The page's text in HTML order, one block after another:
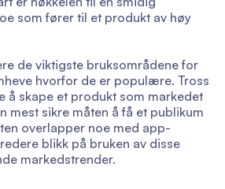
som fører til et produkt av høy
de viktigste bruksområdene for
hvorfor de er populære. Tross
å skape et produkt som markedet
mest sikre måten å få et publikum
overlapper noe med app-
blikk på bruken av disse
markedstrender.